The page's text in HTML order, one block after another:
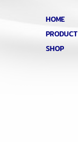
HOME
PRODUCT
SHOP